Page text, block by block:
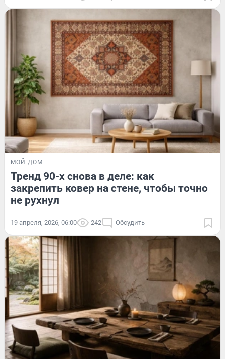
МОЙ ДОМ
Тренд 90-х снова в деле: как
закрепить ковер на стене, чтобы точно
не рухнул
19 апреля, 2026, 06:00 242 Обсудить